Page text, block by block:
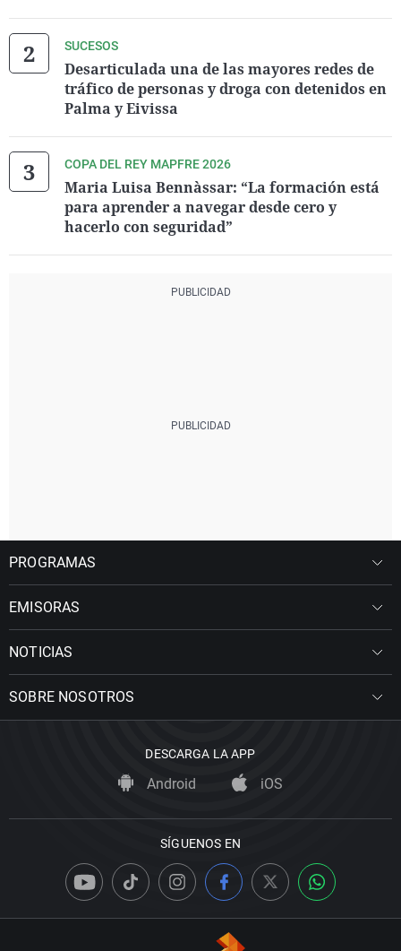
SUCESOS
Desarticulada una de las mayores redes de
tráfico de personas y droga con detenidos en
Palma y Eivissa
COPA DEL REY MAPFRE 2026
Maria Luisa Bennàssar: “La formación está
para aprender a navegar desde cero y
hacerlo con seguridad”
PROGRAMAS
EMISORAS
NOTICIAS
SOBRE NOSOTROS
DESCARGA LA APP
Android iOS
SÍGUENOS EN